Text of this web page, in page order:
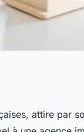
attire par